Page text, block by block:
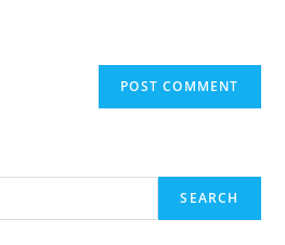
SEARCH